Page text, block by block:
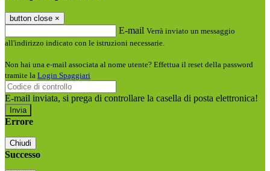
button close ×
E-mail Verrà inviato un messaggio
all'indirizzo indicato con le istruzioni necessarie.
Non hai una e-mail associata al nome utente? Effettua il reset della password
tramite la Login Spaggiari
E-mail inviata, si prega di controllare la casella di posta elettronica!
Errore
Chiudi
Successo